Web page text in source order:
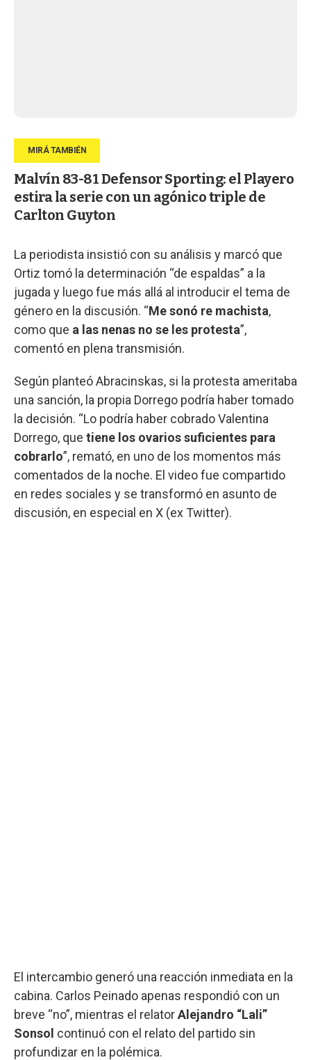
Malvín 83-81 Defensor Sporting: el Playero
estira la serie con un agónico triple de
Carlton Guyton
La periodista insistió con su análisis y marcó que
Ortiz tomó la determinación “de espaldas” a la
jugada y luego fue más allá al introducir el tema de
género en la discusión. “Me sonó re machista,
como que a las nenas no se les protesta”,
comentó en plena transmisión.
Según planteó Abracinskas, si la protesta ameritaba
una sanción, la propia Dorrego podría haber tomado
la decisión. “Lo podría haber cobrado Valentina
Dorrego, que tiene los ovarios suficientes para
cobrarlo”, remató, en uno de los momentos más
comentados de la noche. El video fue compartido
en redes sociales y se transformó en asunto de
discusión, en especial en X (ex Twitter).
El intercambio generó una reacción inmediata en la
cabina. Carlos Peinado apenas respondió con un
breve “no”, mientras el relatorAlejandro “Lali”
Sonsol continuó con el relato del partido sin
profundizar en la polémica.